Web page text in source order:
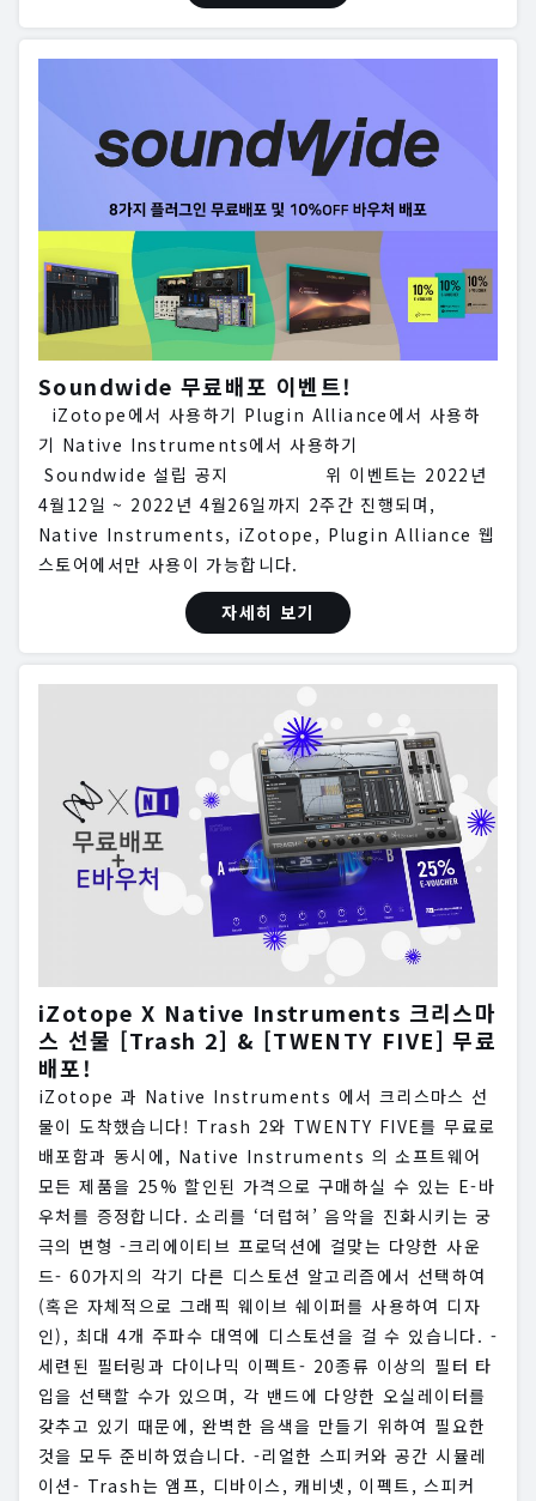
Soundwide 무료배포 이벤트!
iZotope에서 사용하기 Plugin Alliance에서 사용하
기 Native Instruments에서 사용하기
Soundwide 설립 공지 위 이벤트는 2022년
4월12일 ~ 2022년 4월26일까지 2주간 진행되며,
Native Instruments, iZotope, Plugin Alliance 웹
스토어에서만 사용이 가능합니다.
자세히 보기
iZotope X Native Instruments 크리스마
스 선물 [Trash 2] & [TWENTY FIVE] 무료
배포!
iZotope 과 Native Instruments 에서 크리스마스 선
물이 도착했습니다! Trash 2와 TWENTY FIVE를 무료로
배포함과 동시에, Native Instruments 의 소프트웨어
모든 제품을 25% 할인된 가격으로 구매하실 수 있는 E-바
우처를 증정합니다. 소리를 ‘더럽혀’ 음악을 진화시키는 궁
극의 변형 -크리에이티브 프로덕션에 걸맞는 다양한 사운
드- 60가지의 각기 다른 디스토션 알고리즘에서 선택하여
(혹은 자체적으로 그래픽 웨이브 쉐이퍼를 사용하여 디자
인), 최대 4개 주파수 대역에 디스토션을 걸 수 있습니다. -
세련된 필터링과 다이나믹 이펙트- 20종류 이상의 필터 타
입을 선택할 수가 있으며, 각 밴드에 다양한 오실레이터를
갖추고 있기 때문에, 완벽한 음색을 만들기 위하여 필요한
것을 모두 준비하였습니다. -리얼한 스피커와 공간 시뮬레
이션- Trash는 앰프, 디바이스, 캐비넷, 이펙트, 스피커